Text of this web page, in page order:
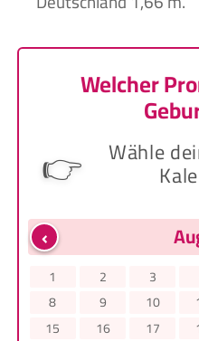
Welcher
👉 Wähle
‹
1 2 3
8
9 10
15
16 17